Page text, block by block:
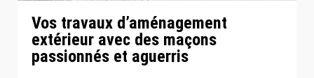
Vos travaux d’aménagement
extérieur avec des maçons
passionnés et aguerris